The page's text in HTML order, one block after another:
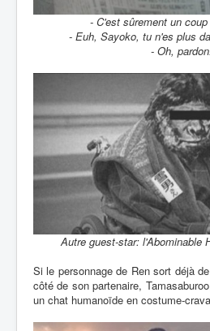
- C'est sûrement un
- Euh, Sayoko, tu n'es plus
- Oh, pardon.
Autre guest-star: l'Abominable
Si le personnage de Ren sort déjà
côté de son partenaire,
un chat humanoïde en costume-